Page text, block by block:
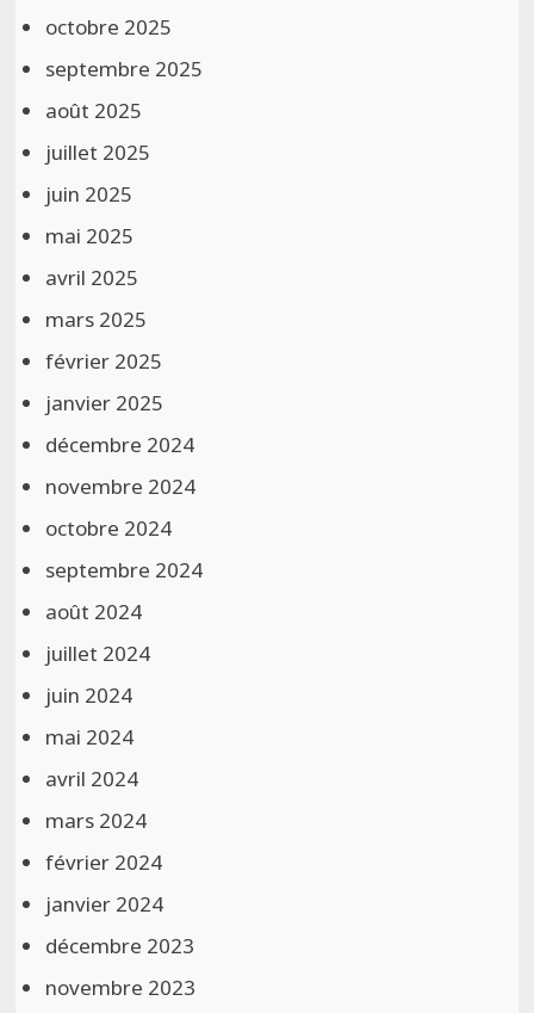
octobre 2025
septembre 2025
août 2025
juillet 2025
juin 2025
mai 2025
avril 2025
mars 2025
février 2025
janvier 2025
décembre 2024
novembre 2024
octobre 2024
septembre 2024
août 2024
juillet 2024
juin 2024
mai 2024
avril 2024
mars 2024
février 2024
janvier 2024
décembre 2023
novembre 2023